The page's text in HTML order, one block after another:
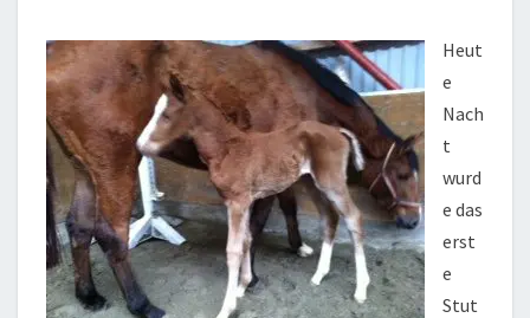
Heut
e
Nach
t
wurd
e das
erst
e
Stut